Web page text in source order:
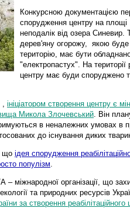
Конкурсною документацією
спорудження центру на площі
неподалік від озера Синевир.
дерев'яну огорожу, якою буде
територію, має бути
"електропастух". На території
центру має буди споруджено
ініціатором створення центру є
Микола Злочевський . Він
в неналежних умовах в
до існування диких
що ідея спорудження
популізм
– міжнародної організації, що
та природних ресурсів
за створення